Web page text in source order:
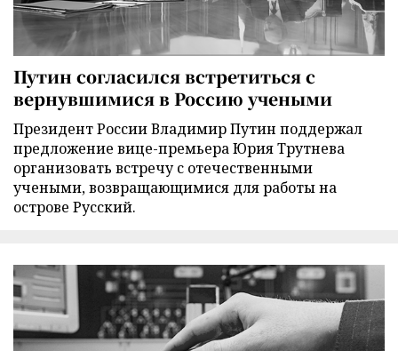
Путин согласился встретиться с
вернувшимися в Россию учеными
Президент России Владимир Путин поддержал
предложение вице-премьера Юрия Трутнева
организовать встречу с отечественными
учеными, возвращающимися для работы на
острове Русский.